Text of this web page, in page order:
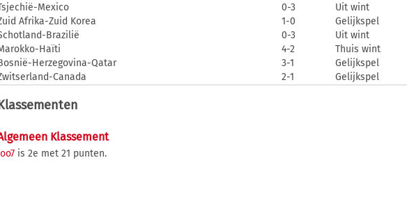
Mexico
0-3 Uit wint
Afrika-Zuid Korea
1-0 Gelijkspel
Brazilië
0-3 Uit wint
Haïti
4-2 Thuis wint
Herzegovina-Qatar
3-1 Gelijkspel
Canada
2-1 Gelijkspel
Klassement
is 2e met 21 punten.